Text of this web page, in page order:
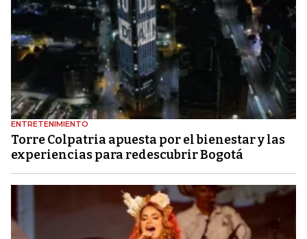
ENTRETENIMIENTO
Torre Colpatria apuesta por el bienestar y las
experiencias para redescubrir Bogotá